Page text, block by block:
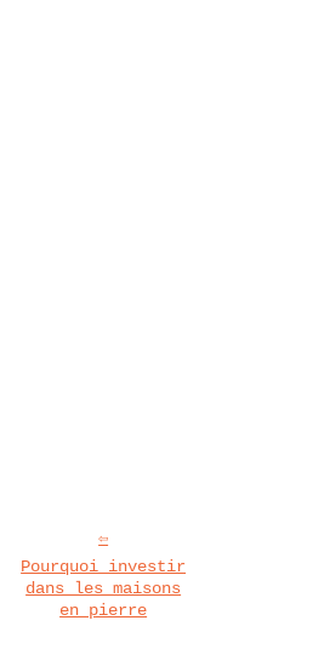
Pourquoi investir
dans les maisons
en pierre